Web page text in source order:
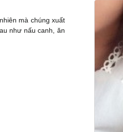
mà chúng xuất
như nấu canh, ăn